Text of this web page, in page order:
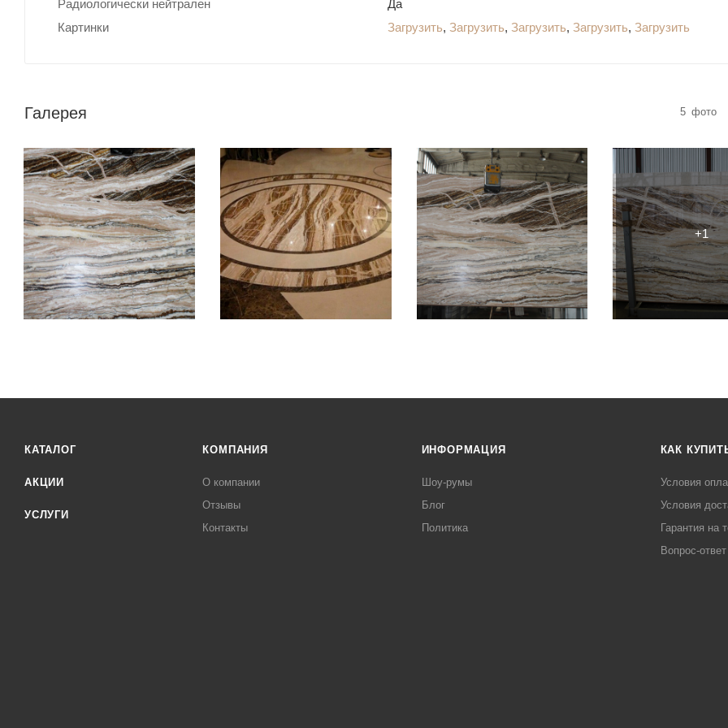
Радиологически нейтрален
Да
Картинки
Загрузить, Загрузить, Загрузить, Загрузить, Загрузить
Галерея 5 фото
КАТАЛОГ
АКЦИИ
УСЛУГИ
КОМПАНИЯ
О компании
Отзывы
Контакты
ИНФОРМАЦИЯ
Шоу-румы
Блог
Политика
КАК
Условия
Условия
Гарантия на
Вопрос-ответ